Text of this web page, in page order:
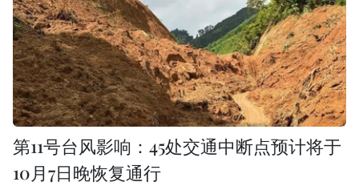
第11号台风影响：45处交通中断点预计将于
10月7日晚恢复通行